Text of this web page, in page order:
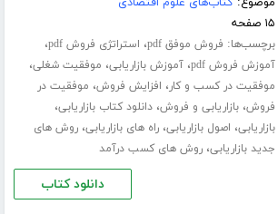
۱۵ صفحه
برچسب‌ها: فروش موفق pdf ، استراتژی فروش pdf ،
آموزش فروش pdf ،آموزش بازاریابی، موفقیت شغلی،
موفقیت در کسب و کار، افزایش فروش، موفقیت در
فروش،بازاریابی و فروش،دانلود کتاب بازاریابی،
بازاریابی، اصول بازاریابی،راه های بازاریابی،روش های
جدید بازاریابی،روش های کسب درآمد
دانلود کتاب